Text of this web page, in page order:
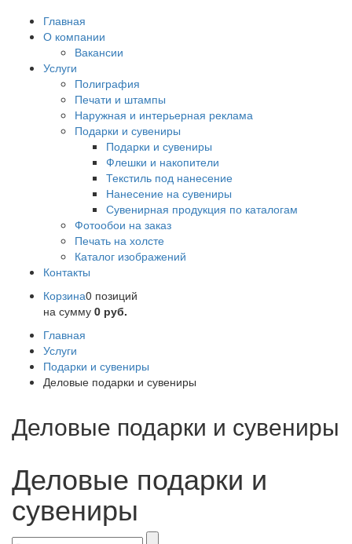
Главная
О компании
Вакансии
Услуги
Полиграфия
Печати и штампы
Наружная и интерьерная реклама
Подарки и сувениры
Подарки и сувениры
Флешки и накопители
Текстиль под нанесение
Нанесение на сувениры
Сувенирная продукция по каталогам
Фотообои на заказ
Печать на холсте
Каталог изображений
Контакты
Корзина0 позиций
на сумму 0 руб.
Главная
Услуги
Подарки и сувениры
Деловые подарки и сувениры
Деловые подарки и сувениры
Деловые подарки и
сувениры